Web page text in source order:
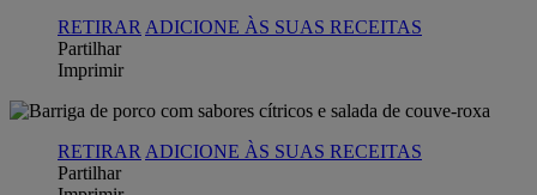
RETIRAR ADICIONE ÀS SUAS RECEITAS
Partilhar
Imprimir
RETIRAR ADICIONE ÀS SUAS RECEITAS
Partilhar